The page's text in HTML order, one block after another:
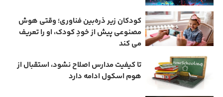
کودکان زیر ذره‌بین فناوری؛ وقتی هوش
مصنوعی پیش از خودِ کودک، او را تعریف
می ‌کند
تا کیفیت مدارس اصلاح نشود، استقبال از
هوم ‌اسکول ادامه دارد